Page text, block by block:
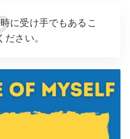
に受け手でもあるこ
さい。